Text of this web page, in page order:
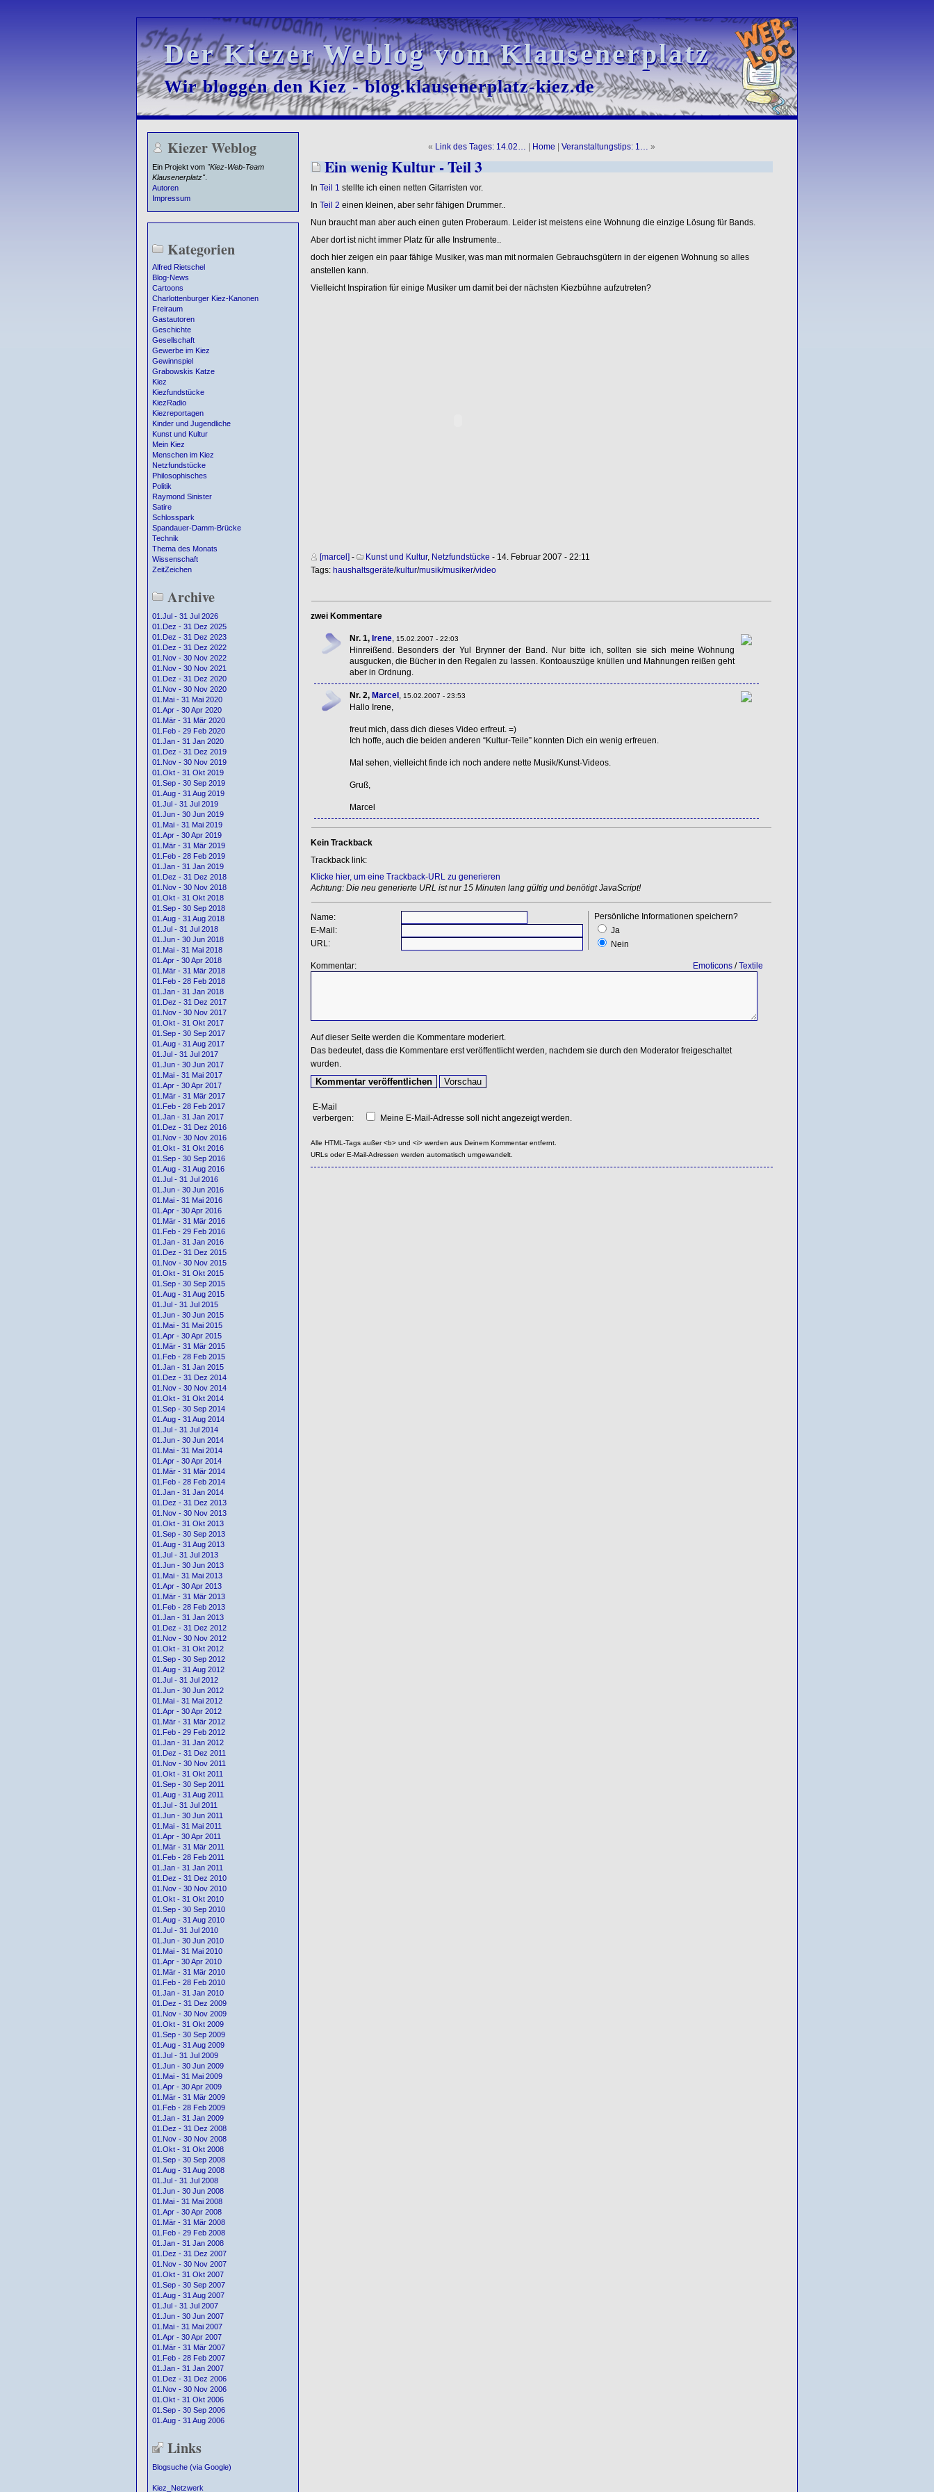
Der Kiezer Weblog vom Klausenerplatz
Der Kiezer Weblog vom Klausenerplatz
Wir bloggen den Kiez - blog.klausenerplatz-kiez.de
Wir bloggen den Kiez - blog.klausenerplatz-kiez.de
Kiezer Weblog
Ein Projekt vom "Kiez-Web-Team
Klausenerplatz".
Autoren
Impressum
Kategorien
Alfred Rietschel
Blog-News
Cartoons
Charlottenburger Kiez-Kanonen
Freiraum
Gastautoren
Geschichte
Gesellschaft
Gewerbe im Kiez
Gewinnspiel
Grabowskis Katze
Kiez
Kiezfundstücke
KiezRadio
Kiezreportagen
Kinder und Jugendliche
Kunst und Kultur
Mein Kiez
Menschen im Kiez
Netzfundstücke
Philosophisches
Politik
Raymond Sinister
Satire
Schlosspark
Spandauer-Damm-Brücke
Technik
Thema des Monats
Wissenschaft
ZeitZeichen
Archive
01.Jul - 31 Jul 2026
01.Dez - 31 Dez 2025
01.Dez - 31 Dez 2023
01.Dez - 31 Dez 2022
01.Nov - 30 Nov 2022
01.Nov - 30 Nov 2021
01.Dez - 31 Dez 2020
01.Nov - 30 Nov 2020
01.Mai - 31 Mai 2020
01.Apr - 30 Apr 2020
01.Mär - 31 Mär 2020
01.Feb - 29 Feb 2020
01.Jan - 31 Jan 2020
01.Dez - 31 Dez 2019
01.Nov - 30 Nov 2019
01.Okt - 31 Okt 2019
01.Sep - 30 Sep 2019
01.Aug - 31 Aug 2019
01.Jul - 31 Jul 2019
01.Jun - 30 Jun 2019
01.Mai - 31 Mai 2019
01.Apr - 30 Apr 2019
01.Mär - 31 Mär 2019
01.Feb - 28 Feb 2019
01.Jan - 31 Jan 2019
01.Dez - 31 Dez 2018
01.Nov - 30 Nov 2018
01.Okt - 31 Okt 2018
01.Sep - 30 Sep 2018
01.Aug - 31 Aug 2018
01.Jul - 31 Jul 2018
01.Jun - 30 Jun 2018
01.Mai - 31 Mai 2018
01.Apr - 30 Apr 2018
01.Mär - 31 Mär 2018
01.Feb - 28 Feb 2018
01.Jan - 31 Jan 2018
01.Dez - 31 Dez 2017
01.Nov - 30 Nov 2017
01.Okt - 31 Okt 2017
01.Sep - 30 Sep 2017
01.Aug - 31 Aug 2017
01.Jul - 31 Jul 2017
01.Jun - 30 Jun 2017
01.Mai - 31 Mai 2017
01.Apr - 30 Apr 2017
01.Mär - 31 Mär 2017
01.Feb - 28 Feb 2017
01.Jan - 31 Jan 2017
01.Dez - 31 Dez 2016
01.Nov - 30 Nov 2016
01.Okt - 31 Okt 2016
01.Sep - 30 Sep 2016
01.Aug - 31 Aug 2016
01.Jul - 31 Jul 2016
01.Jun - 30 Jun 2016
01.Mai - 31 Mai 2016
01.Apr - 30 Apr 2016
01.Mär - 31 Mär 2016
01.Feb - 29 Feb 2016
01.Jan - 31 Jan 2016
01.Dez - 31 Dez 2015
01.Nov - 30 Nov 2015
01.Okt - 31 Okt 2015
01.Sep - 30 Sep 2015
01.Aug - 31 Aug 2015
01.Jul - 31 Jul 2015
01.Jun - 30 Jun 2015
01.Mai - 31 Mai 2015
01.Apr - 30 Apr 2015
01.Mär - 31 Mär 2015
01.Feb - 28 Feb 2015
01.Jan - 31 Jan 2015
01.Dez - 31 Dez 2014
01.Nov - 30 Nov 2014
01.Okt - 31 Okt 2014
01.Sep - 30 Sep 2014
01.Aug - 31 Aug 2014
01.Jul - 31 Jul 2014
01.Jun - 30 Jun 2014
01.Mai - 31 Mai 2014
01.Apr - 30 Apr 2014
01.Mär - 31 Mär 2014
01.Feb - 28 Feb 2014
01.Jan - 31 Jan 2014
01.Dez - 31 Dez 2013
01.Nov - 30 Nov 2013
01.Okt - 31 Okt 2013
01.Sep - 30 Sep 2013
01.Aug - 31 Aug 2013
01.Jul - 31 Jul 2013
01.Jun - 30 Jun 2013
01.Mai - 31 Mai 2013
01.Apr - 30 Apr 2013
01.Mär - 31 Mär 2013
01.Feb - 28 Feb 2013
01.Jan - 31 Jan 2013
01.Dez - 31 Dez 2012
01.Nov - 30 Nov 2012
01.Okt - 31 Okt 2012
01.Sep - 30 Sep 2012
01.Aug - 31 Aug 2012
01.Jul - 31 Jul 2012
01.Jun - 30 Jun 2012
01.Mai - 31 Mai 2012
01.Apr - 30 Apr 2012
01.Mär - 31 Mär 2012
01.Feb - 29 Feb 2012
01.Jan - 31 Jan 2012
01.Dez - 31 Dez 2011
01.Nov - 30 Nov 2011
01.Okt - 31 Okt 2011
01.Sep - 30 Sep 2011
01.Aug - 31 Aug 2011
01.Jul - 31 Jul 2011
01.Jun - 30 Jun 2011
01.Mai - 31 Mai 2011
01.Apr - 30 Apr 2011
01.Mär - 31 Mär 2011
01.Feb - 28 Feb 2011
01.Jan - 31 Jan 2011
01.Dez - 31 Dez 2010
01.Nov - 30 Nov 2010
01.Okt - 31 Okt 2010
01.Sep - 30 Sep 2010
01.Aug - 31 Aug 2010
01.Jul - 31 Jul 2010
01.Jun - 30 Jun 2010
01.Mai - 31 Mai 2010
01.Apr - 30 Apr 2010
01.Mär - 31 Mär 2010
01.Feb - 28 Feb 2010
01.Jan - 31 Jan 2010
01.Dez - 31 Dez 2009
01.Nov - 30 Nov 2009
01.Okt - 31 Okt 2009
01.Sep - 30 Sep 2009
01.Aug - 31 Aug 2009
01.Jul - 31 Jul 2009
01.Jun - 30 Jun 2009
01.Mai - 31 Mai 2009
01.Apr - 30 Apr 2009
01.Mär - 31 Mär 2009
01.Feb - 28 Feb 2009
01.Jan - 31 Jan 2009
01.Dez - 31 Dez 2008
01.Nov - 30 Nov 2008
01.Okt - 31 Okt 2008
01.Sep - 30 Sep 2008
01.Aug - 31 Aug 2008
01.Jul - 31 Jul 2008
01.Jun - 30 Jun 2008
01.Mai - 31 Mai 2008
01.Apr - 30 Apr 2008
01.Mär - 31 Mär 2008
01.Feb - 29 Feb 2008
01.Jan - 31 Jan 2008
01.Dez - 31 Dez 2007
01.Nov - 30 Nov 2007
01.Okt - 31 Okt 2007
01.Sep - 30 Sep 2007
01.Aug - 31 Aug 2007
01.Jul - 31 Jul 2007
01.Jun - 30 Jun 2007
01.Mai - 31 Mai 2007
01.Apr - 30 Apr 2007
01.Mär - 31 Mär 2007
01.Feb - 28 Feb 2007
01.Jan - 31 Jan 2007
01.Dez - 31 Dez 2006
01.Nov - 30 Nov 2006
01.Okt - 31 Okt 2006
01.Sep - 30 Sep 2006
01.Aug - 31 Aug 2006
Links
Blogsuche (via Google)
Kiez_Netzwerk
« Link des Tages: 14.02… Home Veranstaltungstips: 1… »
Ein wenig Kultur - Teil 3
In Teil 1 stellte ich einen netten Gitarristen vor.
In Teil 2 einen kleinen, aber sehr fähigen Drummer..
Nun braucht man aber auch einen guten Proberaum. Leider ist meistens eine Wohnung die einzige Lösung für Bands.
Aber dort ist nicht immer Platz für alle Instrumente..
doch hier zeigen ein paar fähige Musiker, was man mit normalen Gebrauchsgütern in der eigenen Wohnung so alles
anstellen kann.
Vielleicht Inspiration für einige Musiker um damit bei der nächsten Kiezbühne aufzutreten?
[marcel]- Kunst und Kultur, Netzfundstücke - 14. Februar 2007 - 22:11
Tags: haushaltsgeräte/kultur/musik/musiker/video
zwei Kommentare
Nr. 1, Irene, 15.02.2007 - 22:03
Hinreißend. Besonders der Yul Brynner der Band. Nur bitte ich, sollten sie sich meine Wohnung
ausgucken, die Bücher in den Regalen zu lassen. Kontoauszüge knüllen und Mahnungen reißen geht
aber in Ordnung.
Nr. 2, Marcel, 15.02.2007 - 23:53
Hallo Irene,
freut mich, dass dich dieses Video erfreut. =)
Ich hoffe, auch die beiden anderen “Kultur-Teile” konnten Dich ein wenig erfreuen.
Mal sehen, vielleicht finde ich noch andere nette Musik/Kunst-Videos.
Gruß,
Marcel
Kein Trackback
Trackback link:
Klicke hier, um eine Trackback-URL zu generieren
Achtung: Die neu generierte URL ist nur 15 Minuten lang gültig und benötigt JavaScript!
Name:
Persönliche Informationen speichern?
Ja
Nein
E-Mail:
URL:
Kommentar: Emoticons/Textile
Auf dieser Seite werden die Kommentare moderiert.
Das bedeutet, dass die Kommentare erst veröffentlicht werden, nachdem sie durch den Moderator freigeschaltet
wurden.
E-Mail
verbergen:
Meine E-Mail-Adresse soll nicht angezeigt werden.
Alle HTML-Tags außer <b> und <i> werden aus Deinem Kommentar entfernt.
URLs oder E-Mail-Adressen werden automatisch umgewandelt.